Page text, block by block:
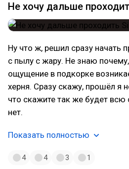
Не хочу дальше
Ну что ж, решил сразу начать
с пылу с жару. Не знаю
ощущение в подкорке
херня. Сразу скажу, прошёл я
что скажите так же будет всю
нет.
Показать полностью
4 4 3 1